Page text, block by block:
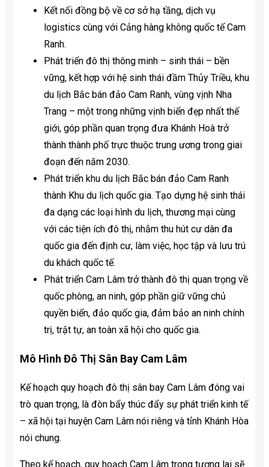
Kết nối đồng bộ về cơ sở hạ tầng, dịch vụ
logistics cùng với Cảng hàng không quốc tế Cam
Ranh.
Phát triển đô thị thông minh – sinh thái – bền
vững, kết hợp với hệ sinh thái đầm Thủy Triều, khu
du lịch Bắc bán đảo Cam Ranh, vùng vịnh Nha
Trang – một trong những vịnh biển đẹp nhất thế
giới, góp phần quan trọng đưa Khánh Hoà trở
thành thành phố trực thuộc trung ương trong giai
đoạn đến năm 2030.
Phát triển khu du lịch Bắc bán đảo Cam Ranh
thành Khu du lịch quốc gia. Tạo dựng hệ sinh thái
đa dạng các loại hình du lịch, thương mại cùng
với các tiện ích đô thị, nhằm thu hút cư dân đa
quốc gia đến định cư, làm việc, học tập và lưu trú
du khách quốc tế.
Phát triển Cam Lâm trở thành đô thị quan trọng về
quốc phòng, an ninh, góp phần giữ vững chủ
quyền biển, đảo quốc gia, đảm bảo an ninh chính
trị, trật tự, an toàn xã hội cho quốc gia.
Mô Hình Đô Thị Sân Bay Cam Lâm
Kế hoạch quy hoạch đô thị sân bay Cam Lâm đóng vai
trò quan trọng, là đòn bẩy thúc đẩy sự phát triển kinh tế
– xã hội tại huyện Cam Lâm nói riêng và tỉnh Khánh Hòa
nói chung.
Theo kế hoạch, quy hoạch Cam Lâm trong tương lai sẽ